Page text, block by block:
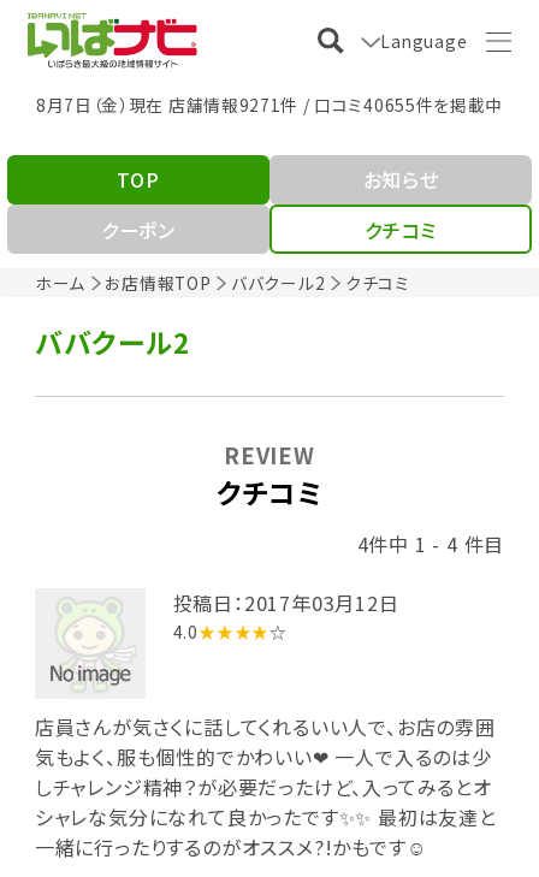
Language
8月7日（金）現在 店舗情報9271件 / 口コミ40655件を掲載中
ホーム お店情報TOP ババクール2 クチコミ
TOP
お知らせ
クーポン
クチコミ
ババクール2
クチコミ
REVIEW
4件中 1 - 4 件目
投稿日：2017年03月12日
4.0★★★★☆
店員さんが気さくに話してくれるいい人で、お店の雰囲
気もよく、服も個性的でかわいい❤ 一人で入るのは少
しチャレンジ精神？が必要だったけど、入ってみるとオ
シャレな気分になれて良かったです✨✨ 最初は友達と
一緒に行ったりするのがオススメ?!かもです☺